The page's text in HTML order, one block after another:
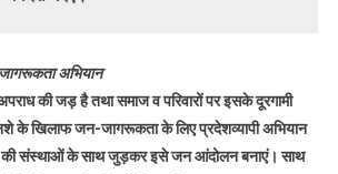
अभियान
की जड़ है तथा समाज व परिवारों पर इसके दूरगामी
के खिलाफ जन-जागरूकता के लिए प्रदेशव्यापी अभियान
की संस्थाओं के साथ जुड़कर इसे जन आंदोलन बनाएं। साथ